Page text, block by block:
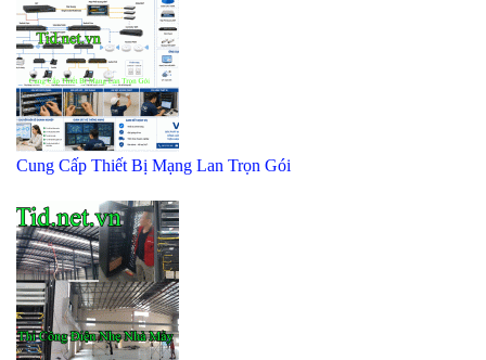
Cung Cấp Thiết Bị Mạng Lan Trọn Gói